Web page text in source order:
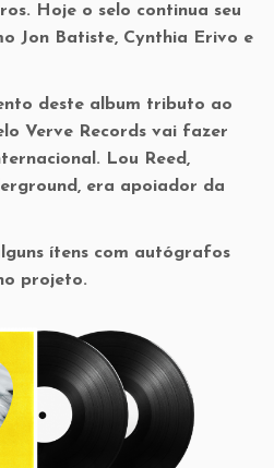
Hoje o selo continua seu
Jon Batiste, Cynthia Erivo e
deste album tributo ao
Verve Records vai fazer
Lou Reed,
era apoiador da
ítens com autógrafos
projeto.